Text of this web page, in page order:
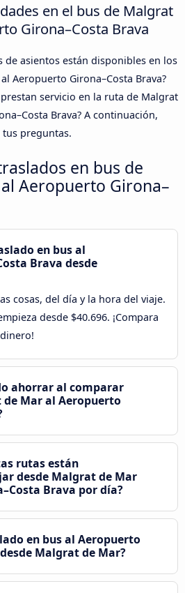
en el bus de Malgrat
Girona–Costa Brava
de asientos están disponibles en los
Aeropuerto Girona–Costa Brava?
servicio en la ruta de Malgrat
Brava? A continuación,
preguntas.
en bus de
Aeropuerto Girona–
en bus al
Brava desde
cosas, del día y la hora del viaje.
desde $40.696. ¡Compara
ahorrar al comparar
de Mar al Aeropuerto
rutas están
desde Malgrat de Mar
Brava por día?
en bus al Aeropuerto
Malgrat de Mar?